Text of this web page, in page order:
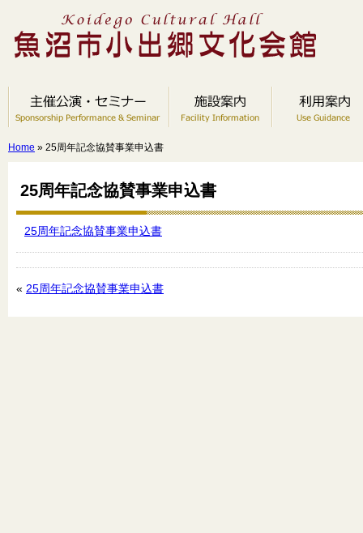
Home » 25周年記念協賛事業申込書
25周年記念協賛事業申込書
25周年記念協賛事業申込書
« 25周年記念協賛事業申込書